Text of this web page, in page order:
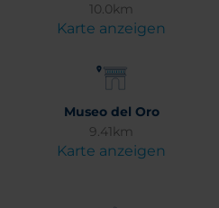
10.0km
Karte anzeigen
Museo del Oro
9.41km
Karte anzeigen